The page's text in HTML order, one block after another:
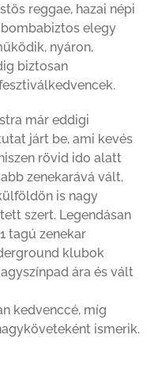
reggae, hazai népi
elegy
nyáron,
biztosan
már eddigi
járt be, ami kevés
rövid ido alatt
zenekarává vált,
is nagy
szert. Legendásan
tagú zenekar
klubok
ára és vált
kedvenccé, míg
ismerik.